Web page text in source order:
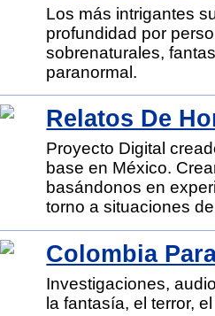
Los más intrigantes
profundidad por
sobrenaturales,
paranormal.
Relatos De
Proyecto Digital
base en México.
basándonos en
torno a situaciones
Colombia
Investigaciones,
la fantasía, el terror,